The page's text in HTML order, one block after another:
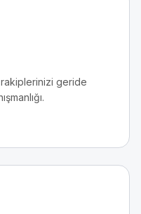
rakiplerinizi geride